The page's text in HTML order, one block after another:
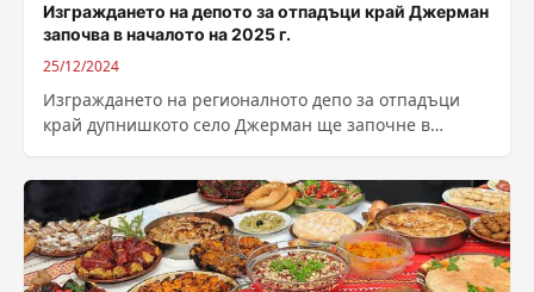
Изграждането на депото за отпадъци край Джерман
започва в началото на 2025 г.
25/12/2024
Изграждането на регионалното депо за отпадъци
край дупнишкото село Джерман ще започне в
управител...